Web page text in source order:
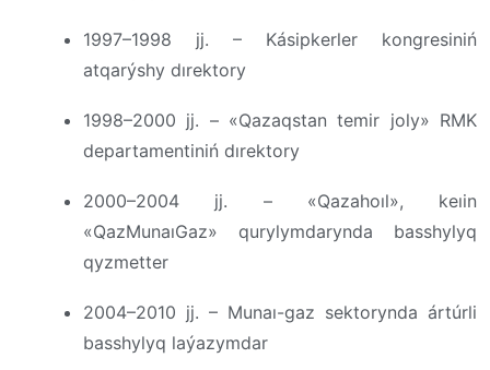
1997–1998 jj. – Kásipkerler kongresiniń
atqarýshy dırektory
1998–2000 jj. – «Qazaqstan temir joly» RMK
departamentiniń dırektory
2000–2004 jj. – «Qazahoıl», keıin
«QazMunaıGaz» qurylymdarynda basshylyq
qyzmetter
2004–2010 jj. – Munaı-gaz sektorynda ártúrli
basshylyq laýazymdar